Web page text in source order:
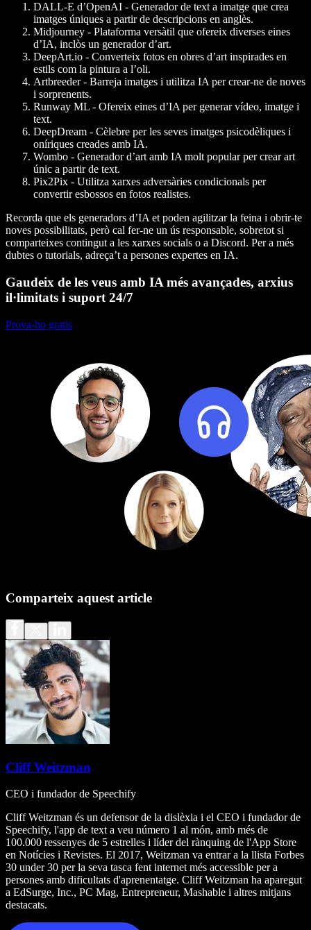
DALL-E d’OpenAI - Generador de text a imatge que crea
imatges úniques a partir de descripcions en anglès.
Midjourney - Plataforma versàtil que ofereix diverses eines
d’IA, inclòs un generador d’art.
DeepArt.io - Converteix fotos en obres d’art inspirades en
estils com la pintura a l’oli.
Artbreeder- Barreja imatges i utilitza IA per crear-ne de noves
i sorprenents.
Runway ML - Ofereix eines d’IA per generar vídeo, imatge i
text.
DeepDream - Cèlebre per les seves imatges psicodèliques i
oníriques creades amb IA.
Wombo - Generador d’art amb IA molt popular per crear art
únic a partir de text.
Pix2Pix - Utilitza xarxes adversàries condicionals per
convertir esbossos en fotos realistes.
Recorda que els generadors d’IA et poden agilitzar la feina i obrir-te
noves possibilitats, però cal fer-ne un ús responsable, sobretot si
comparteixes contingut a les xarxes socials o a Discord. Per a més
dubtes o tutorials, adreça’t a persones expertes en IA.
Gaudeix de les veus amb IA més avançades, arxius
il·limitats i suport 24/7
Prova-ho gratis
Comparteix aquest article
Cliff Weitzman
CEO i fundador de Speechify
Cliff Weitzman és un defensor de la dislèxia i el CEO i fundador de
Speechify, l'app de text a veu número 1 al món, amb més de
100.000 ressenyes de 5 estrelles i líder del rànquing de l'App Store
en Notícies i Revistes. El 2017, Weitzman va entrar a la llista Forbes
30 under 30 per la seva tasca fent internet més accessible per a
persones amb dificultats d'aprenentatge. Cliff Weitzman ha aparegut
a EdSurge, Inc., PC Mag, Entrepreneur, Mashable i altres mitjans
destacats.